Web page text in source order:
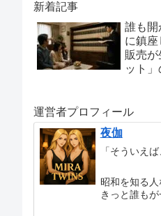
新着記事
誰も開
に鎮
販売
ット
運営者プロフィール
夜伽
「そういえ
昭和を知る人
きっと誰もが